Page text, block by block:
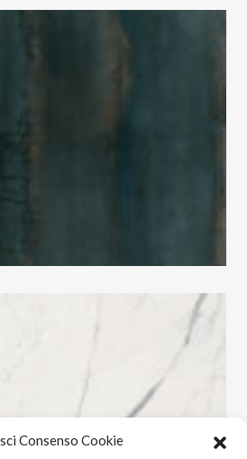
Consenso Cookie